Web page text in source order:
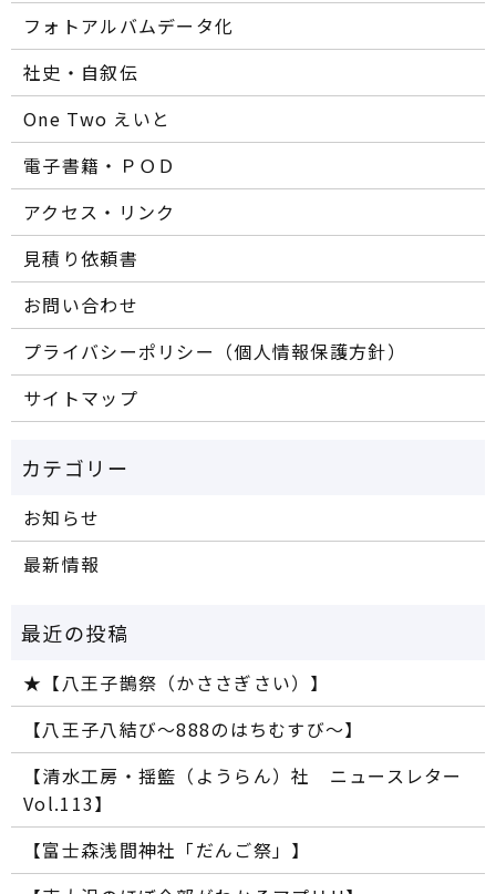
フォトアルバムデータ化
社史・自叙伝
One Two えいと
電子書籍・ＰＯＤ
アクセス・リンク
見積り依頼書
お問い合わせ
プライバシーポリシー（個人情報保護方針）
サイトマップ
お知らせ
最新情報
★【八王子鵲祭（かささぎさい）】
【八王子八結び～888のはちむすび～】
【清水工房・揺籃（ようらん）社 ニュースレター
Vol.113】
【富士森浅間神社「だんご祭」】